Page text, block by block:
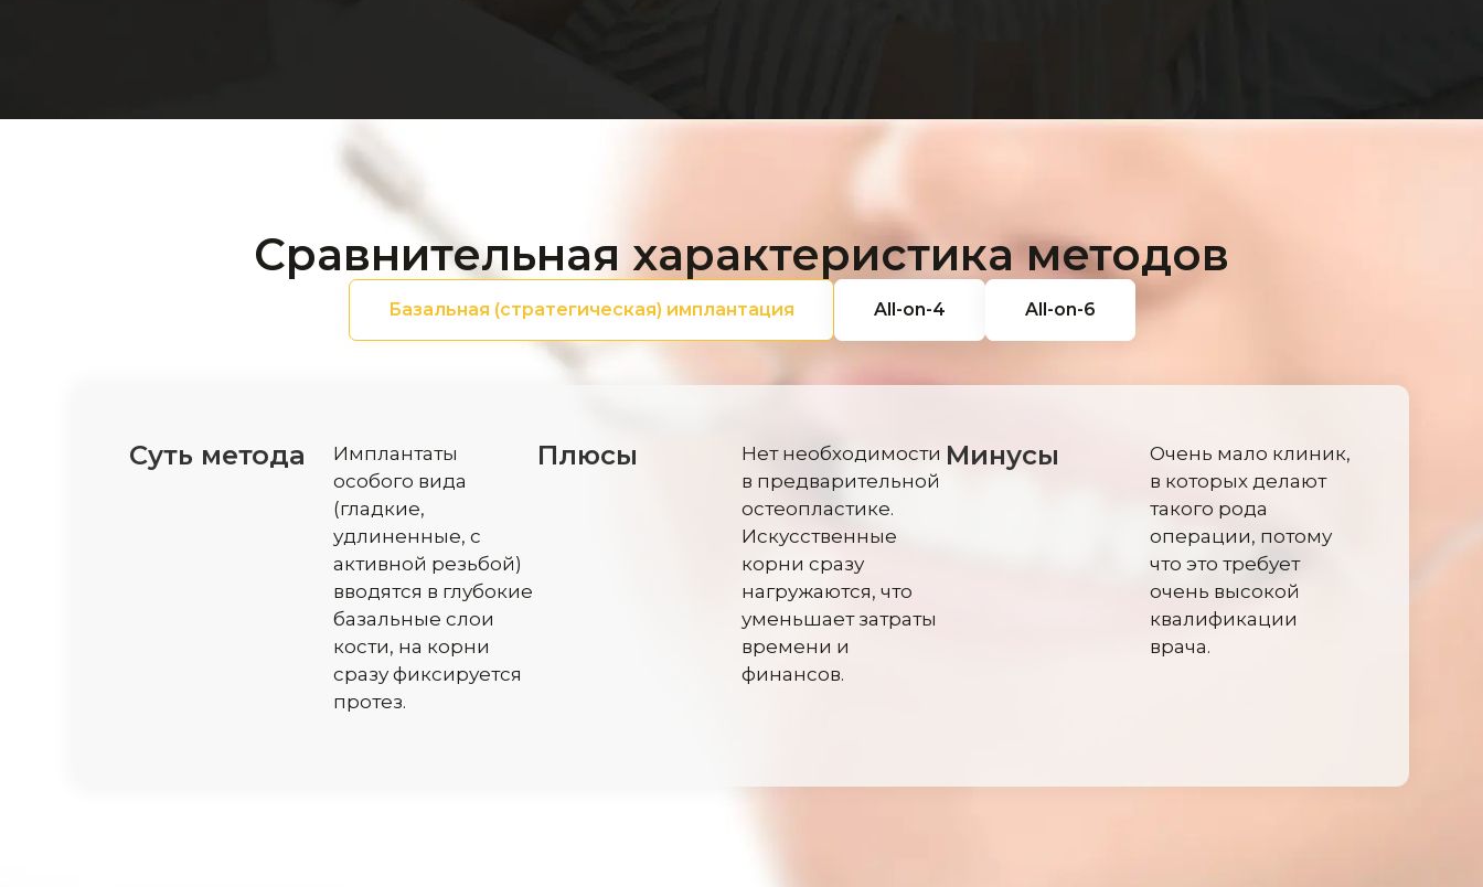
Сравнительная характеристика методов
Базальная (стратегическая) имплантация All-on-4 All-on-6
Суть метода
Имплантаты
особого вида
(гладкие,
удлиненные, с
активной резьбой)
вводятся в глубокие
базальные слои
кости, на корни
сразу фиксируется
протез.
Плюсы
Нет необходимости
в предварительной
остеопластике.
Искусственные
корни сразу
нагружаются, что
уменьшает затраты
времени и
финансов.
Минусы
Очень мало клиник,
в которых делают
такого рода
операции, потому
что это требует
очень высокой
квалификации
врача.